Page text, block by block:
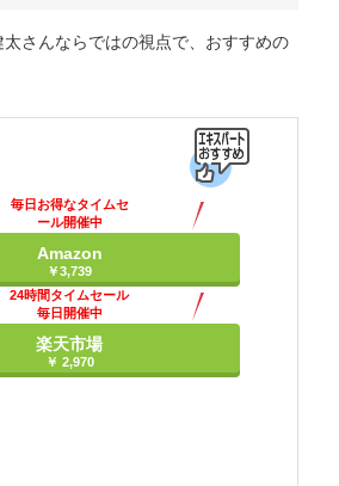
さんならではの視点で、おすすめの
毎日お得なタイムセ
ール開催中
Amazon
￥3,739
24時間タイムセール
毎日開催中
楽天市場
￥ 2,970